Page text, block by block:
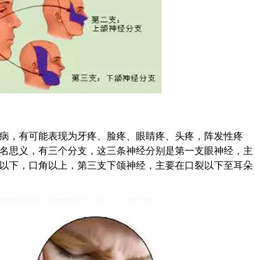
，有可能表现为牙疼、脸疼、眼睛疼、头疼，阵发性疼
思义，有三个分支，这三条神经分别是第一支眼神经，主
下，口角以上，第三支下颌神经，主要在口裂以下至耳朵